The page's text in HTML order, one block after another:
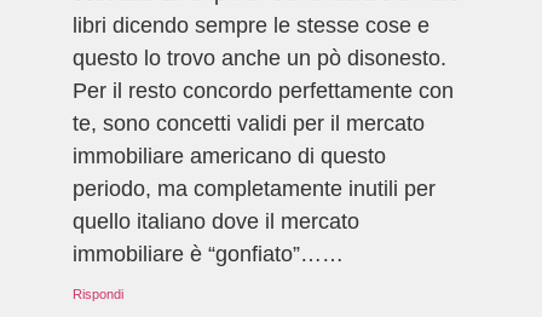
libri dicendo sempre le stesse cose e
questo lo trovo anche un pò disonesto.
Per il resto concordo perfettamente con
te, sono concetti validi per il mercato
immobiliare americano di questo
periodo, ma completamente inutili per
quello italiano dove il mercato
immobiliare è “gonfiato”……
Rispondi